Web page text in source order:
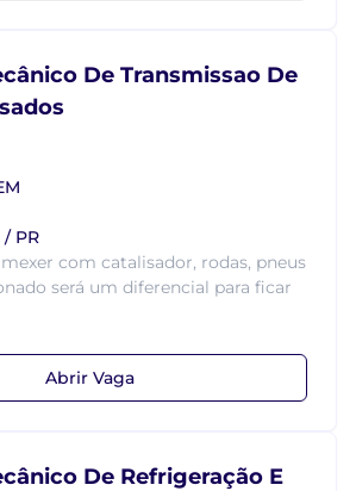
De Transmissao De
/ PR
com catalisador, rodas, pneus
será um diferencial para ficar
Abrir Vaga
De Refrigeração E